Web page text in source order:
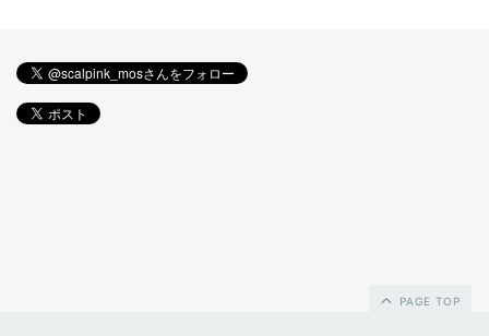
PAGE TOP